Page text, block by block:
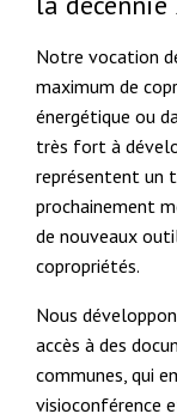
Notre vocation
maximum de
énergétique ou
très fort à
représentent un
prochainement
de nouveaux
copropriétés.
Nous
accès à des
communes, qui
visioconférence